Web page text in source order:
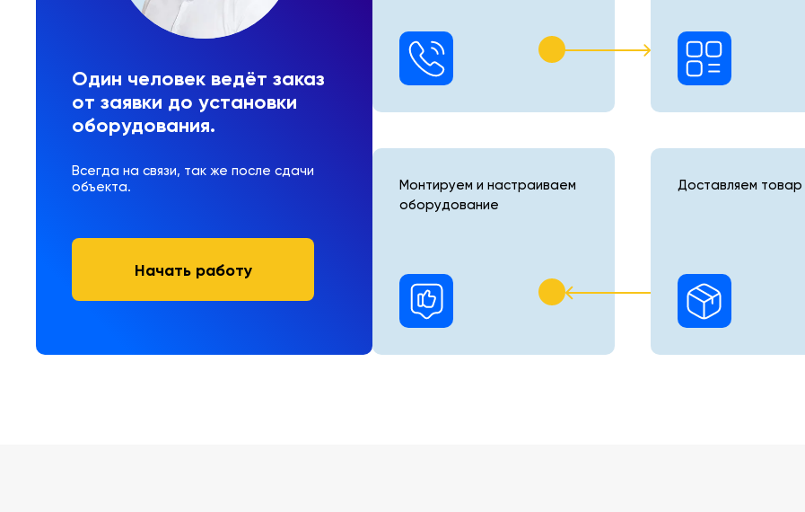
Один человек ведёт заказ
от заявки до установки
оборудования.
Всегда на связи, так же после сдачи
объекта.
Начать работу
Монтируем и настраиваем
оборудование
Доставляем товар